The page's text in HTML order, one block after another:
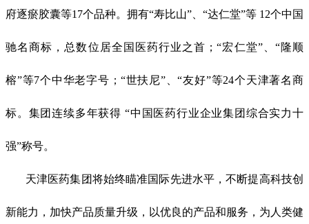
府逐瘀胶囊等17个品种。拥有“寿比山”、“达仁堂”等 12个中国
驰名商标，总数位居全国医药行业之首；“宏仁堂”、“隆顺
榕”等7个中华老字号；“世扶尼”、“友好”等24个天津著名商
标。集团连续多年获得 “中国医药行业企业集团综合实力十
强”称号。
天津医药集团将始终瞄准国际先进水平，不断提高科技创
新能力，加快产品质量升级，以优良的产品和服务，为人类健